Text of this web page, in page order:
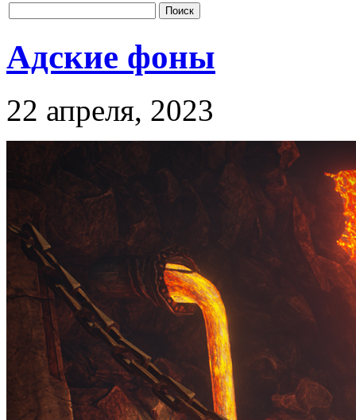
Адские фоны
22 апреля, 2023